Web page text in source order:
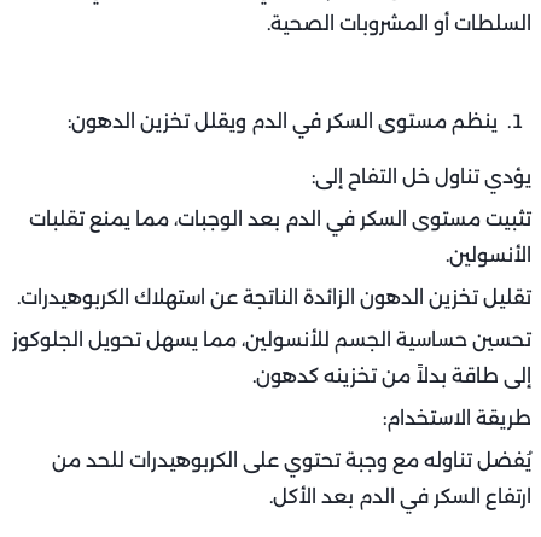
السلطات أو المشروبات الصحية.
ينظم مستوى السكر في الدم ويقلل تخزين الدهون:
يؤدي تناول خل التفاح إلى:
تثبيت مستوى السكر في الدم بعد الوجبات، مما يمنع تقلبات
الأنسولين.
تقليل تخزين الدهون الزائدة الناتجة عن استهلاك الكربوهيدرات.
تحسين حساسية الجسم للأنسولين، مما يسهل تحويل الجلوكوز
إلى طاقة بدلاً من تخزينه كدهون.
طريقة الاستخدام:
يُفضل تناوله مع وجبة تحتوي على الكربوهيدرات للحد من
ارتفاع السكر في الدم بعد الأكل.